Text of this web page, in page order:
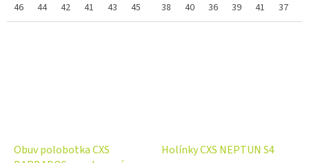
napište ji do poznámky na
konci...
46 44 42 41 43 45
samostatná velikost zboží a
zobrazuje se...
38 40 36 39 41 37
Obuv polobotka CXS
Holínky CXS NEPTUN S4